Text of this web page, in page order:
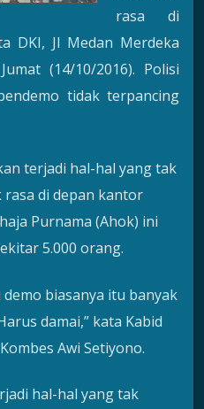
rasa di
DKI, Jl Medan Merdeka
(14/10/2016). Polisi
tidak terpancing
terjadi hal-hal yang tak
di depan kantor
Purnama (Ahok) ini
5.000 orang.
biasanya itu banyak
damai,” kata Kabid
Awi Setiyono.
hal-hal yang tak